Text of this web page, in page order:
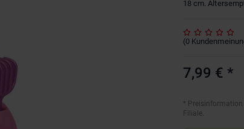
18 cm.
(0
7,99 € *
*
Filiale.